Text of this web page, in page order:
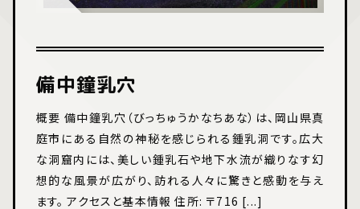
備中鐘乳穴
概要 備中鐘乳穴（びっちゅうかなちあな）は、岡山県真
庭市にある自然の神秘を感じられる鍾乳洞です。広大
な洞窟内には、美しい鍾乳石や地下水流が織りなす幻
想的な風景が広がり、訪れる人々に驚きと感動を与え
ます。 アクセスと基本情報 住所: 〒716 [...]